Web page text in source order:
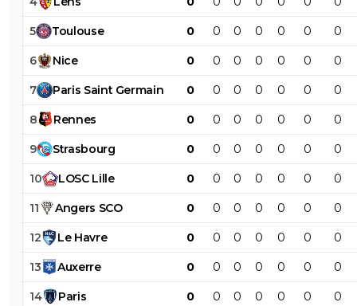
5 Toulouse 0 0 0 0 0 0 0
6 Nice 0 0 0 0 0 0 0
7 Paris Saint Germain 0 0 0 0 0 0 0
8 Rennes 0 0 0 0 0 0 0
9 Strasbourg 0 0 0 0 0 0 0
10 LOSC Lille 0 0 0 0 0 0 0
11 Angers SCO 0 0 0 0 0 0 0
12 Le Havre 0 0 0 0 0 0 0
13 Auxerre 0 0 0 0 0 0 0
14 Paris 0 0 0 0 0 0 0